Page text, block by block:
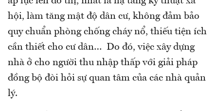
hội, làm tăng mật độ dân cư, không đảm bảo
quy chuẩn phòng chống cháy nổ, thiếu tiện ích
cần thiết cho cư dân… Do đó, việc xây dựng
nhà ở cho người thu nhập thấp với giải pháp
đồng bộ đòi hỏi sự quan tâm của các nhà quản
lý.